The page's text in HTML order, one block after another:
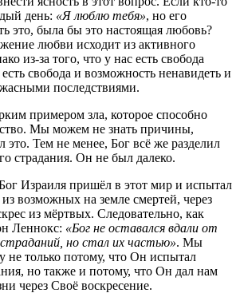
день: «Я люблю тебя», но его
это, была бы это настоящая любовь?
любви исходит из активного
из-за того, что у нас есть свобода
свобода и возможность ненавидеть и
последствиями.
примером зла, которое способно
Мы можем не знать причины,
это. Тем не менее, Бог всё же разделил
страдания. Он не был далеко.
Израиля пришёл в этот мир и испытал
возможных на земле смертей, через
из мёртвых. Следовательно, как
Леннокс: «Бог не оставался вдали от
страданий, но стал их частью». Мы
не только потому, что Он испытал
но также и потому, что Он дал нам
через Своё воскресение.